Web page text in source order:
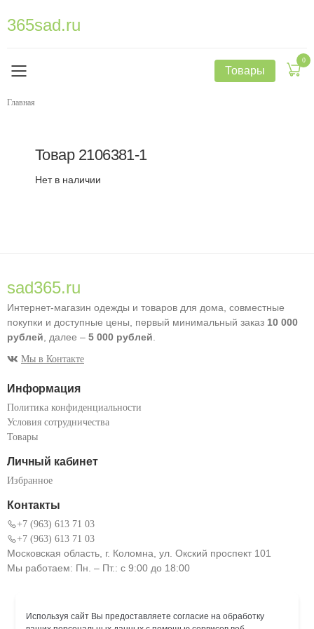
365sad.ru
Товары
0
Главная
Товар 2106381-1
Нет в наличии
sad365.ru
Интернет-магазин одежды и товаров для дома, совместные
покупки и доступные цены, первый минимальный заказ 10 000
рублей , далее – 5 000 рублей
Мы в Контакте
Информация
Политика конфиденциальности
Условия сотрудничества
Товары
Личный кабинет
Избранное
Контакты
+7 (963) 613 71 03
+7 (963) 613 71 03
Московская область, г. Коломна, ул. Окский проспект 101
Мы работаем: Пн. – Пт.: с 9:00 до 18:00
Используя сайт Вы предоставляете согласие на обработку